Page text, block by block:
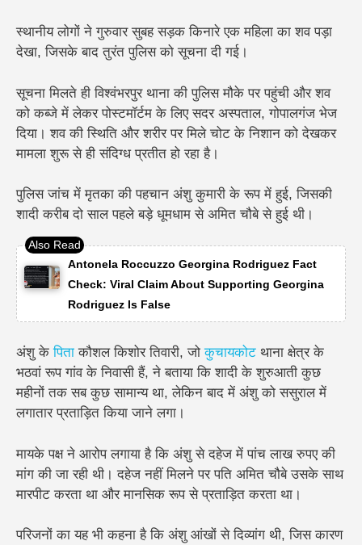
स्थानीय लोगों ने गुरुवार सुबह सड़क किनारे एक महिला का शव पड़ा
देखा, जिसके बाद तुरंत पुलिस को सूचना दी गई।
सूचना मिलते ही विश्वंभरपुर थाना की पुलिस मौके पर पहुंची और शव
को कब्जे में लेकर पोस्टमॉर्टम के लिए सदर अस्पताल, गोपालगंज भेज
दिया। शव की स्थिति और शरीर पर मिले चोट के निशान को देखकर
मामला शुरू से ही संदिग्ध प्रतीत हो रहा है।
पुलिस जांच में मृतका की पहचान अंशु कुमारी के रूप में हुई, जिसकी
शादी करीब दो साल पहले बड़े धूमधाम से अमित चौबे से हुई थी।
Antonela Roccuzzo Georgina Rodriguez Fact
Check: Viral Claim About Supporting Georgina
Rodriguez Is False
अंशु केपिता कौशल किशोर तिवारी, जोकुचायकोट थाना क्षेत्र के
भठवां रूप गांव के निवासी हैं, ने बताया कि शादी के शुरुआती कुछ
महीनों तक सब कुछ सामान्य था, लेकिन बाद में अंशु को ससुराल में
लगातार प्रताड़ित किया जाने लगा।
मायके पक्ष ने आरोप लगाया है कि अंशु से दहेज में पांच लाख रुपए की
मांग की जा रही थी। दहेज नहीं मिलने पर पति अमित चौबे उसके साथ
मारपीट करता था और मानसिक रूप से प्रताड़ित करता था।
परिजनों का यह भी कहना है कि अंशु आंखों से दिव्यांग थी, जिस कारण